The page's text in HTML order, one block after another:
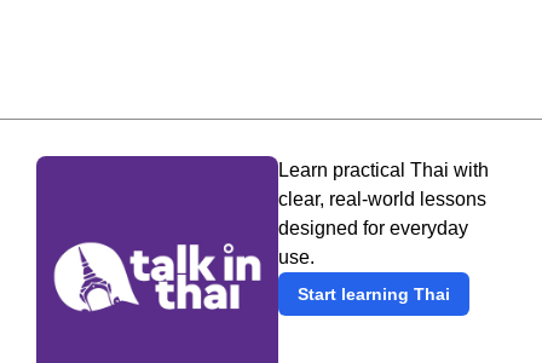
Learn practical Thai with
clear, real-world lessons
designed for everyday
use.
Start learning Thai